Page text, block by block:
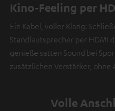
Kino-Feeling per
Ein Kabel, voller Klang:
Standlautsprecher per HDMI
genieße satten Sound bei
zusätzlichen Verstärker, ohne
Volle